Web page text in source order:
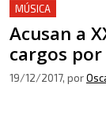
MÚSICA
Acusan a
cargos
19/12/2017, por